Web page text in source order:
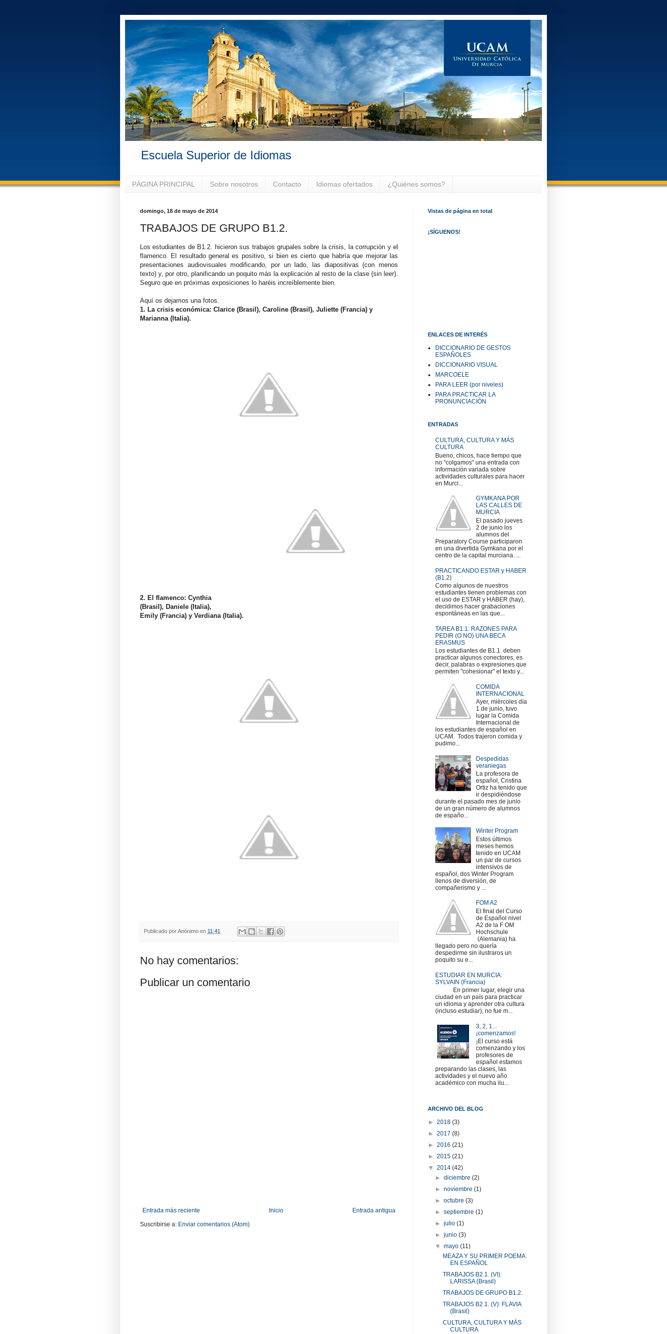
Escuela Superior de Idiomas
PÁGINA PRINCIPAL Sobre nosotros Contacto Idiomas ofertados ¿Quiénes somos?
domingo, 18 de mayo de 2014
TRABAJOS DE GRUPO B1.2.
Los estudiantes de B1.2. hicieron sus trabajos grupales sobre la crisis, la corrupción y el
flamenco. El resultado general es positivo, si bien es cierto que habría que mejorar las
presentaciones audiovisuales modificando, por un lado, las diapositivas (con menos
texto) y, por otro, planificando un poquito más la explicación al resto de la clase (sin leer).
Seguro que en próximas exposiciones lo haréis increíblemente bien.
Aquí os dejamos una fotos.
1. La crisis económica: Clarice (Brasil), Caroline (Brasil), Juliette (Francia) y
Marianna (Italia).
2. El flamenco: Cynthia
(Brasil), Daniele (Italia),
Emily (Francia) y Verdiana (Italia).
Publicado porAnónimo en 11:41
No hay comentarios:
Publicar un comentario
Entrada más reciente Entrada antigua
Inicio
Suscribirse a: Enviar comentarios (Atom)
Vistas de página en total
¡SÍGUENOS!
ENLACES DE INTERÉS
DICCIONARIO DE GESTOS
ESPAÑOLES
DICCIONARIO VISUAL
MARCOELE
PARA LEER (por niveles)
PARA PRACTICAR LA
PRONUNCIACIÓN
ENTRADAS
CULTURA, CULTURA Y MÁS
CULTURA
Bueno, chicos, hace tiempo que
no "colgamos" una entrada con
información variada sobre
actividades culturales para hacer
en Murci...
GYMKANA POR
LAS CALLES DE
MURCIA
El pasado jueves
2 de junio los
alumnos del
Preparatory Course participaron
en una divertida Gymkana por el
centro de la capital murciana. ...
PRACTICANDO ESTAR y HABER
(B1.2)
Como algunos de nuestros
estudiantes tienen problemas con
el uso de ESTAR y HABER (hay),
decidimos hacer grabaciones
espontáneas en las que...
TAREA B1.1: RAZONES PARA
PEDIR (O NO) UNA BECA
ERASMUS
Los estudiantes de B1.1. deben
practicar algunos conectores, es
decir, palabras o expresiones que
permiten "cohesionar" el texto y...
COMIDA
INTERNACIONAL
Ayer, miércoles día
1 de junio, tuvo
lugar la Comida
Internacional de
los estudiantes de español en
UCAM. Todos trajeron comida y
pudimo...
Despedidas
veraniegas
La profesora de
español, Cristina
Ortiz ha tenido que
ir despidiéndose
durante el pasado mes de junio
de un gran número de alumnos
de españo...
Winter Program
Estos últimos
meses hemos
tenido en UCAM
un par de cursos
intensivos de
español, dos Winter Program
llenos de diversión, de
compañerismo y ...
FOM A2
El final del Curso
de Español nivel
A2 de la F OM
Hochschule
(Alemania) ha
llegado pero no quería
despedirme sin ilustraros un
poquito su e...
ESTUDIAR EN MURCIA:
SYLVAIN (Francia)
En primer lugar, elegir una
ciudad en un país para practicar
un idioma y aprender otra cultura
(incluso estudiar), no fue m...
3, 2, 1...
¡comenzamos!
¡El curso está
comenzando y los
profesores de
español estamos
preparando las clases, las
actividades y el nuevo año
académico con mucha ilu...
ARCHIVO DEL BLOG
► 2018 (3)
► 2017 (8)
► 2016 (21)
► 2015 (21)
▼ 2014 (42)
►diciembre(2)
►noviembre(1)
►octubre(3)
►septiembre(1)
►julio(1)
►junio(3)
▼mayo(11)
MEAZA Y SU PRIMER POEMA
EN ESPAÑOL
TRABAJOS B2.1. (VI):
LARISSA (Brasil)
TRABAJOS DE GRUPO B1.2.
TRABAJOS B2.1. (V): FLAVIA
(Brasil)
CULTURA, CULTURA Y MÁS
CULTURA